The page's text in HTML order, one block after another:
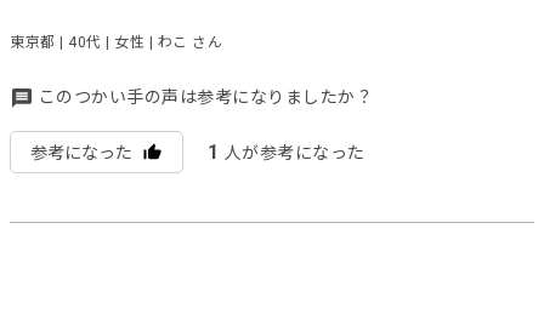
東京都 | 40代 | 女性 | わこ さん
このつかい手の声は参考になりましたか？
参考になった 1 人が参考になった